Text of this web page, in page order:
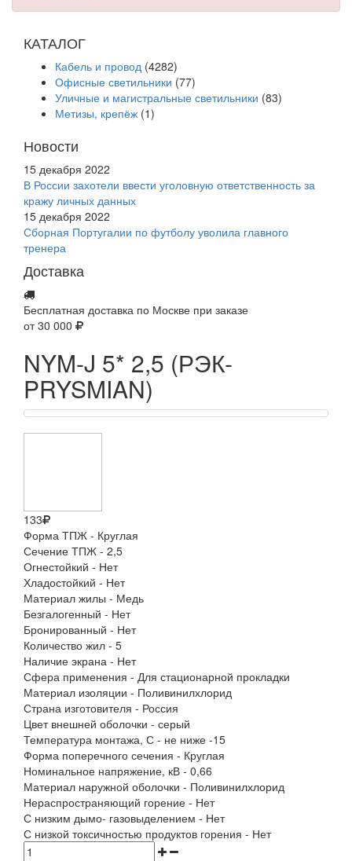
КАТАЛОГ
Кабель и провод (4282)
Офисные светильники (77)
Уличные и магистральные светильники (83)
Метизы, крепёж (1)
Новости
15 декабря 2022
В России захотели ввести уголовную ответственность за
кражу личных данных
15 декабря 2022
Сборная Португалии по футболу уволила главного
тренера
Доставка
Бесплатная доставка по Москве при заказе
от 30 000
NYM-J 5* 2,5 (РЭК-
PRYSMIAN)
133
Форма ТПЖ - Круглая
Сечение ТПЖ - 2,5
Огнестойкий - Нет
Хладостойкий - Нет
Материал жилы - Медь
Безгалогенный - Нет
Бронированный - Нет
Количество жил - 5
Наличие экрана - Нет
Сфера применения - Для стационарной прокладки
Материал изоляции - Поливинилхлорид
Страна изготовителя - Россия
Цвет внешней оболочки - серый
Температура монтажа, С - не ниже -15
Форма поперечного сечения - Круглая
Номинальное напряжение, кВ - 0,66
Материал наружной оболочки - Поливинилхлорид
Нераспространяющий горение - Нет
С низким дымо- газовыделением - Нет
С низкой токсичностью продуктов горения - Нет